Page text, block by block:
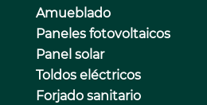
Amueblado
Paneles fotovoltaicos
Panel solar
Toldos eléctricos
Forjado sanitario